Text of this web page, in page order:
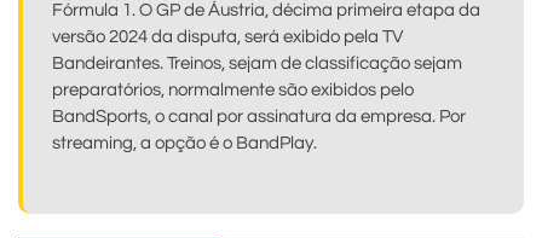
Fórmula 1. O GP de Áustria, décima primeira etapa da
versão 2024 da disputa, será exibido pela TV
Bandeirantes. Treinos, sejam de classificação sejam
preparatórios, normalmente são exibidos pelo
BandSports, o canal por assinatura da empresa. Por
streaming, a opção é o BandPlay.